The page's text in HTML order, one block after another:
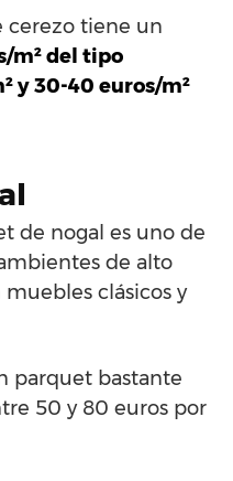
cerezo tiene un
m² del tipo
y 30-40 euros/m²
de nogal es uno de
de alto
clásicos y
parquet bastante
50 y 80 euros por